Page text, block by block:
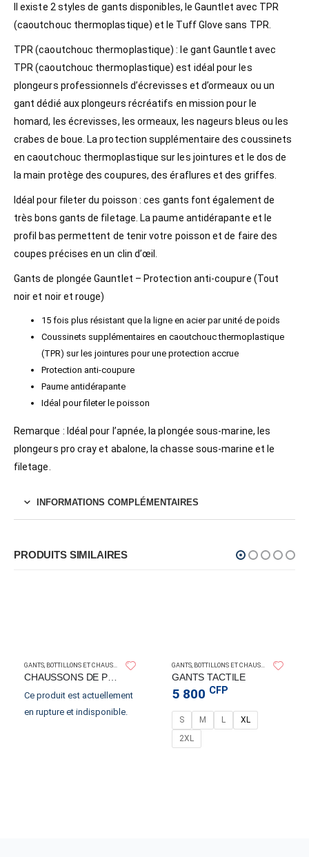
Il existe 2 styles de gants disponibles, le Gauntlet avec TPR
(caoutchouc thermoplastique) et le Tuff Glove sans TPR.
TPR (caoutchouc thermoplastique) : le gant Gauntlet avec
TPR (caoutchouc thermoplastique) est idéal pour les
plongeurs professionnels d’écrevisses et d’ormeaux ou un
gant dédié aux plongeurs récréatifs en mission pour le
homard, les écrevisses, les ormeaux, les nageurs bleus ou les
crabes de boue. La protection supplémentaire des coussinets
en caoutchouc thermoplastique sur les jointures et le dos de
la main protège des coupures, des éraflures et des griffes.
Idéal pour fileter du poisson : ces gants font également de
très bons gants de filetage. La paume antidérapante et le
profil bas permettent de tenir votre poisson et de faire des
coupes précises en un clin d’œil.
Gants de plongée Gauntlet – Protection anti-coupure (Tout
noir et noir et rouge)
15 fois plus résistant que la ligne en acier par unité de poids
Coussinets supplémentaires en caoutchouc thermoplastique
(TPR) sur les jointures pour une protection accrue
Protection anti-coupure
Paume antidérapante
Idéal pour fileter le poisson
Remarque : Idéal pour l’apnée, la plongée sous-marine, les
plongeurs pro cray et abalone, la chasse sous-marine et le
filetage.
INFORMATIONS COMPLÉMENTAIRES
PRODUITS SIMILAIRES
OMER
Ce produit est actuellement
en rupture et indisponible.
GANTS TACTILE
5 800 CFP
S M L
XL
2XL